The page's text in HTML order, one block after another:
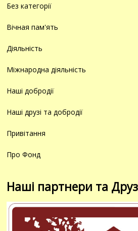
Без категорії
Вічная пам'ять
Діяльність
Міжнародна діяльність
Наші добродії
Наші друзі та добродії
Привітання
Про Фонд
Наші партнери та